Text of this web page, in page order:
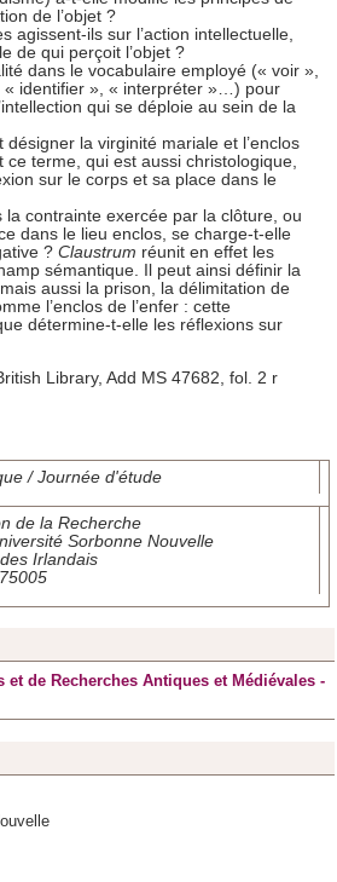
à partir de la déclaration sur
de personnaliser le contenu
des fonctionnalités relatives aux
notre trafic. Nous
des informations sur l'utilisation de
de médias sociaux, de
qui peuvent combiner celles-ci avec
que vous leur avez fournies ou qu'ils
votre utilisation de leurs services.
de l’objet ?
agissent-ils sur l’action intellectuelle,
de qui perçoit l’objet ?
dans le vocabulaire employé (« voir »,
« identifier », « interpréter »…) pour
qui se déploie au sein de la
désigner la virginité mariale et l’enclos
ce terme, qui est aussi christologique,
sur le corps et sa place dans le
la contrainte exercée par la clôture, ou
dans le lieu enclos, se charge-t-elle
? Claustrum réunit en effet les
sémantique. Il peut ainsi définir la
aussi la prison, la délimitation de
l’enclos de l’enfer : cette
détermine-t-elle les réflexions sur
Library, Add MS 47682, fol. 2 r
/ Journée d'étude
de la Recherche
Sorbonne Nouvelle
Irlandais
et de Recherches Antiques et Médiévales -